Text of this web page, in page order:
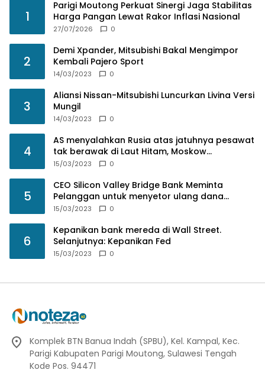
1
Parigi Moutong Perkuat Sinergi Jaga Stabilitas
Harga Pangan Lewat Rakor Inflasi Nasional
27/07/2026 0
2
Demi Xpander, Mitsubishi Bakal Mengimpor
Kembali Pajero Sport
14/03/2023 0
3
Aliansi Nissan-Mitsubishi Luncurkan Livina Versi
Mungil
14/03/2023 0
4
AS menyalahkan Rusia atas jatuhnya pesawat
tak berawak di Laut Hitam, Moskow
menyangkal
15/03/2023 0
5
CEO Silicon Valley Bridge Bank Meminta
Pelanggan untuk menyetor ulang dana
Mereka
15/03/2023 0
6
Kepanikan bank mereda di Wall Street.
Selanjutnya: Kepanikan Fed
15/03/2023 0
Komplek BTN Banua Indah (SPBU), Kel. Kampal, Kec.
Parigi Kabupaten Parigi Moutong, Sulawesi Tengah
Kode Pos. 94471